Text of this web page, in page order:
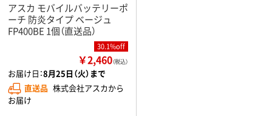
アスカ モバイルバッテリーポ
ーチ 防炎タイプ ベージュ
FP400BE 1個（直送品）
30.1%off
￥2,460（税込）
お届け日：8月25日（火）まで
直送品 株式会社アスカから
お届け